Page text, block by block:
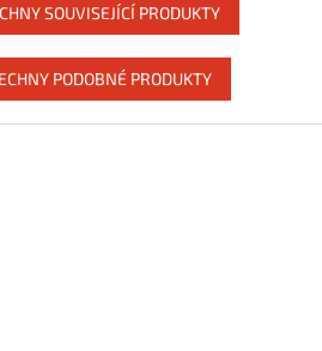
SOUVISEJÍCÍ PRODUKTY
PODOBNÉ PRODUKTY